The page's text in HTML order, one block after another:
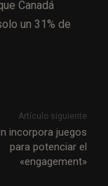
Canadá
un 31% de
Artículo siguiente
incorpora juegos
para potenciar el
«engagement»